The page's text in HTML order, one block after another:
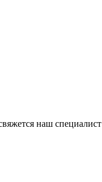
наш специалист